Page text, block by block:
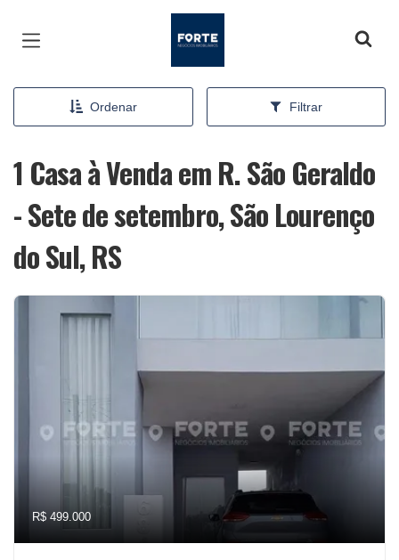
Ordenar Filtrar
1 Casa à Venda em R. São Geraldo
- Sete de setembro, São Lourenço
do Sul, RS
R$ 499.000